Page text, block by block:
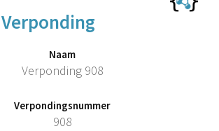
Verponding
Naam
Verponding 908
Verpondingsnummer
908